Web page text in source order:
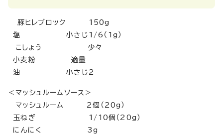
豚ヒレブロック 150g
塩 小さじ1/6（1g）
こしょう 少々
小麦粉 適量
油 小さじ2
＜マッシュルームソース＞
マッシュルーム 2個（20g）
玉ねぎ 1/10個（20g）
にんにく 3g